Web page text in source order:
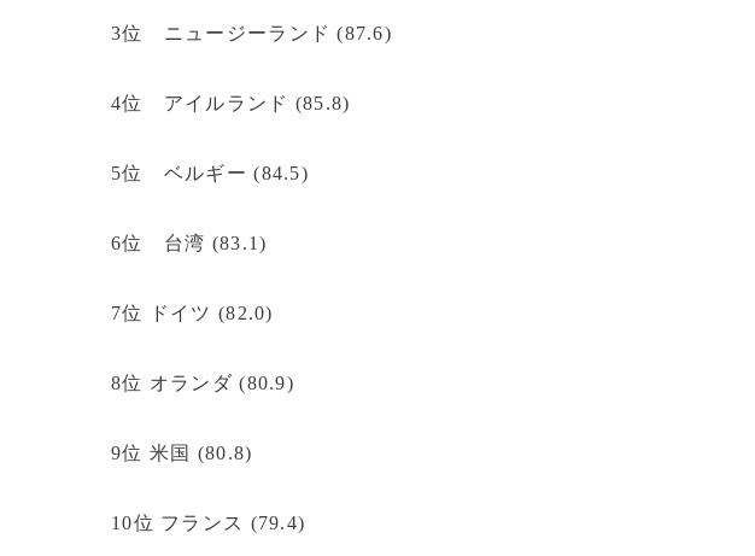
3位 ニュージーランド (87.6)
4位 アイルランド (85.8)
5位 ベルギー (84.5)
6位 台湾 (83.1)
7位 ドイツ (82.0)
8位 オランダ (80.9)
9位 米国 (80.8)
10位 フランス (79.4)